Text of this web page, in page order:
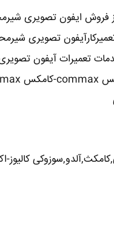
ایفون تصویری
تصویری
تعمیرات آیفون